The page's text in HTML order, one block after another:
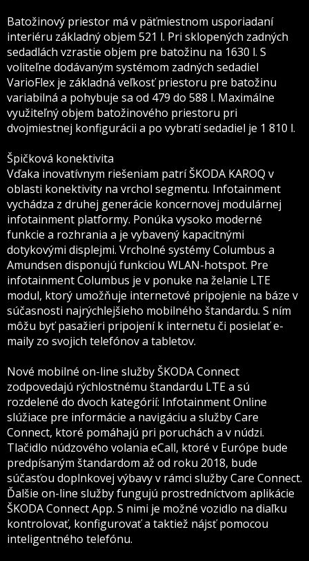
Batožinový priestor má v päťmiestnom usporiadaní
interiéru základný objem 521 l. Pri sklopených zadných
sedadlách vzrastie objem pre batožinu na 1630 l. S
voliteľne dodávaným systémom zadných sedadiel
VarioFlex je základná veľkosť priestoru pre batožinu
variabilná a pohybuje sa od 479 do 588 l. Maximálne
využiteľný objem batožinového priestoru pri
dvojmiestnej konfigurácii a po vybratí sedadiel je 1 810 l.
Špičková konektivita
Vďaka inovatívnym riešeniam patrí ŠKODA KAROQ v
oblasti konektivity na vrchol segmentu. Infotainment
vychádza z druhej generácie koncernovej modulárnej
infotainment platformy. Ponúka vysoko moderné
funkcie a rozhrania a je vybavený kapacitnými
dotykovými displejmi. Vrcholné systémy Columbus a
Amundsen disponujú funkciou WLAN-hotspot. Pre
infotainment Columbus je v ponuke na želanie LTE
modul, ktorý umožňuje internetové pripojenie na báze v
súčasnosti najrýchlejšieho mobilného štandardu. S ním
môžu byť pasažieri pripojení k internetu či posielať e-
maily zo svojich telefónov a tabletov.
Nové mobilné on-line služby ŠKODA Connect
zodpovedajú rýchlostnému štandardu LTE a sú
rozdelené do dvoch kategórií: Infotainment Online
slúžiace pre informácie a navigáciu a služby Care
Connect, ktoré pomáhajú pri poruchách a v núdzi.
Tlačidlo núdzového volania eCall, ktoré v Európe bude
predpísaným štandardom až od roku 2018, bude
súčasťou doplnkovej výbavy v rámci služby Care Connect.
Ďalšie on-line služby fungujú prostredníctvom aplikácie
ŠKODA Connect App. S nimi je možné vozidlo na diaľku
kontrolovať, konfigurovať a taktiež nájsť pomocou
inteligentného telefónu.